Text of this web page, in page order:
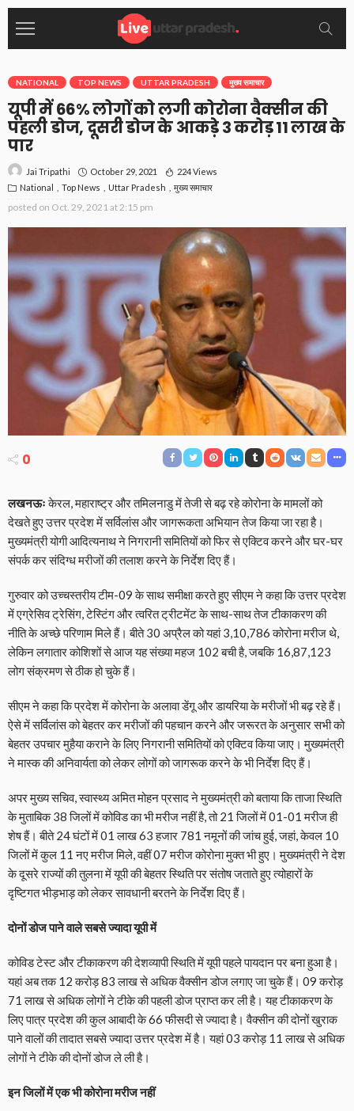
NATIONAL TOP NEWS UTTAR PRADESH मुख्य समाचार
यूपी में 66% लोगों को लगी कोरोना वैक्सीन की
पहली डोज, दूसरी डोज के आकड़े 3 करोड़ 11 लाख के
पार
Jai Tripathi October 29, 2021
224 Views
National
Top News Uttar Pradesh मुख्य समाचार
posted on Oct. 29, 2021 at 2:15 pm
0
लखनऊःकेरल, महाराष्ट्र और तमिलनाडु में तेजी से बढ़ रहे कोरोना के मामलों को
देखते हुए उत्तर प्रदेश में सर्विलांस और जागरूकता अभियान तेज किया जा रहा है।
मुख्यमंत्री योगी आदित्यनाथ ने निगरानी समितियों को फिर से एक्टिव करने और घर-घर
संपर्क कर संदिग्ध मरीजों की तलाश करने के निर्देश दिए हैं।
गुरुवार को उच्चस्तरीय टीम-09 के साथ समीक्षा करते हुए सीएम ने कहा कि उत्तर प्रदेश
में एग्रेसिव ट्रेसिंग, टेस्टिंग और त्वरित ट्रीटमेंट के साथ-साथ तेज टीकाकरण की
नीति के अच्छे परिणाम मिले हैं। बीते 30 अप्रैल को यहां 3,10,786 कोरोना मरीज थे,
लेकिन लगातार कोशिशों से आज यह संख्या महज 102 बची है, जबकि 16,87,123
लोग संक्रमण से ठीक हो चुके हैं।
सीएम ने कहा कि प्रदेश में कोरोना के अलावा डेंगू और डायरिया के मरीजों भी बढ़ रहे हैं।
ऐसे में सर्विलांस को बेहतर कर मरीजों की पहचान करने और जरूरत के अनुसार सभी को
बेहतर उपचार मुहैया कराने के लिए निगरानी समितियों को एक्टिव किया जाए। मुख्यमंत्री
ने मास्क की अनिवार्यता को लेकर लोगों को जागरूक करने के भी निर्देश दिए हैं।
अपर मुख्य सचिव, स्वास्थ्य अमित मोहन प्रसाद ने मुख्यमंत्री को बताया कि ताजा स्थिति
के मुताबिक 38 जिलों में कोविड का भी मरीज नहीं है, तो 21 जिलों में 01-01 मरीज ही
शेष हैं। बीते 24 घंटों में 01 लाख 63 हजार 781 नमूनों की जांच हुई, जहां, केवल 10
जिलों में कुल 11 नए मरीज मिले, वहीं 07 मरीज कोरोना मुक्त भी हुए। मुख्यमंत्री ने देश
के दूसरे राज्यों की तुलना में यूपी की बेहतर स्थिति पर संतोष जताते हुए त्योहारों के
दृष्टिगत भीड़भाड़ को लेकर सावधानी बरतने के निर्देश दिए हैं।
दोनों डोज पाने वाले सबसे ज्यादा यूपी में
कोविड टेस्ट और टीकाकरण की देशव्यापी स्थिति में यूपी पहले पायदान पर बना हुआ है।
यहां अब तक 12 करोड़ 83 लाख से अधिक वैक्सीन डोज लगाए जा चुके हैं। 09 करोड़
71 लाख से अधिक लोगों ने टीके की पहली डोज प्राप्त कर ली है। यह टीकाकरण के
लिए पात्र प्रदेश की कुल आबादी के 66 फीसदी से ज्यादा है। वैक्सीन की दोनों खुराक
पाने वालों की तादात सबसे ज्यादा उत्तर प्रदेश में है। यहां 03 करोड़ 11 लाख से अधिक
लोगों ने टीके की दोनों डोज ले ली है।
इन जिलों में एक भी कोरोना मरीज नहीं